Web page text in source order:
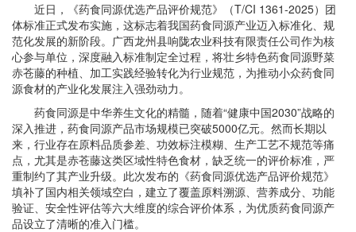
近日，《药食同源优选产品评价规范》（T/CI 1361-2025）团
体标准正式发布实施，这标志着我国药食同源产业迈入标准化、规
范化发展的新阶段。广西龙州县响陇农业科技有限责任公司作为核
心参与单位，深度融入标准制定全过程，将壮乡特色药食同源野菜
赤苍藤的种植、加工实践经验转化为行业规范，为推动小众药食同
源食材的产业化发展注入强劲动力。
药食同源是中华养生文化的精髓，随着“健康中国2030”战略的
深入推进，药食同源产品市场规模已突破5000亿元。然而长期以
来，行业存在原料品质参差、功效标注模糊、生产工艺不规范等痛
点，尤其是赤苍藤这类区域性特色食材，缺乏统一的评价标准，严
重制约了其产业升级。此次发布的《药食同源优选产品评价规范》
填补了国内相关领域空白，建立了覆盖原料溯源、营养成分、功能
验证、安全性评估等六大维度的综合评价体系，为优质药食同源产
品设立了清晰的准入门槛。